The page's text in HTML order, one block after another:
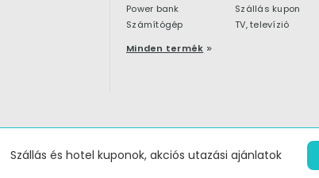
Power bank
Szállás kupon
Számítógép
TV, televízió
Minden termék
Szállás és hotel kuponok, akciós utazási ajánlatok